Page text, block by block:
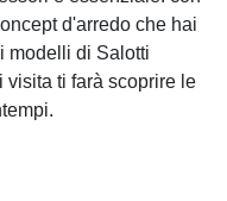
d'arredo che hai
modelli di Salotti
visita ti farà scoprire le